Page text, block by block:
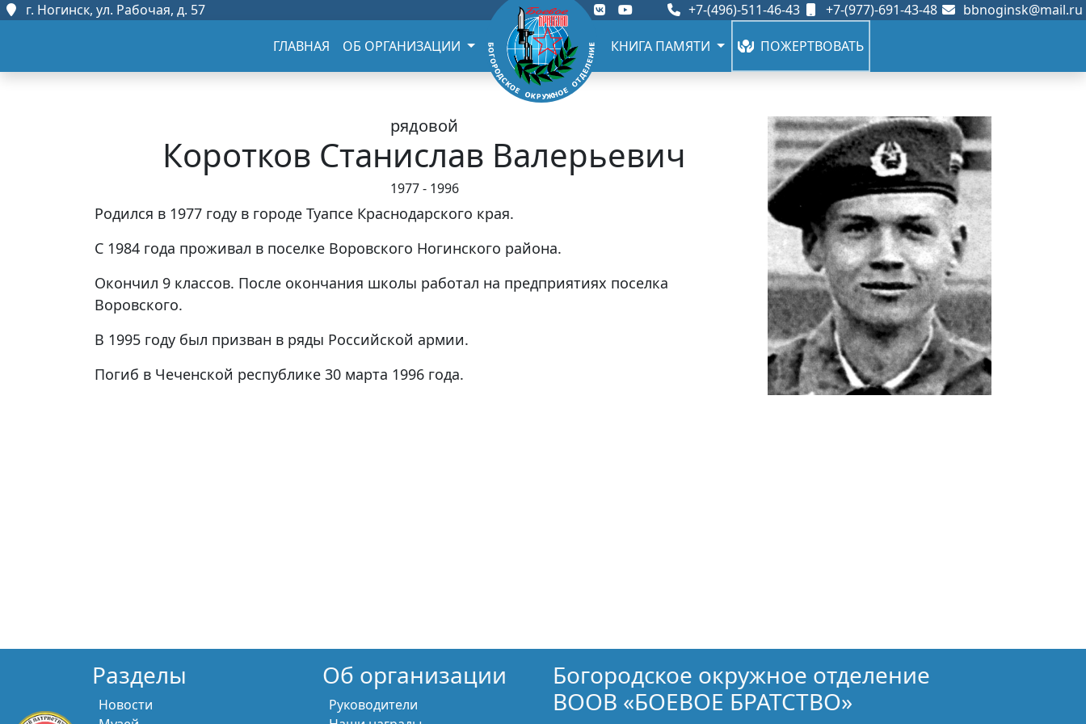
г. Ногинск, ул. Рабочая, д. 57 +7-(496)-511-46-43 +7-(977)-691-43-48 bbnoginsk@mail.ru
ГЛАВНАЯ ОБ ОРГАНИЗАЦИИ КНИГА ПАМЯТИ ПОЖЕРТВОВАТЬ
рядовой
Коротков Станислав Валерьевич
1977 - 1996
Родился в 1977 году в городе Туапсе Краснодарского края.
С 1984 года проживал в поселке Воровского Ногинского района.
Окончил 9 классов. После окончания школы работал на предприятиях поселка
Воровского.
В 1995 году был призван в ряды Российской армии.
Погиб в Чеченской республике 30 марта 1996 года.
Разделы
Новости
Об организации
Руководители
Богородское окружное отделение
ВООВ «БОЕВОЕ БРАТСТВО»